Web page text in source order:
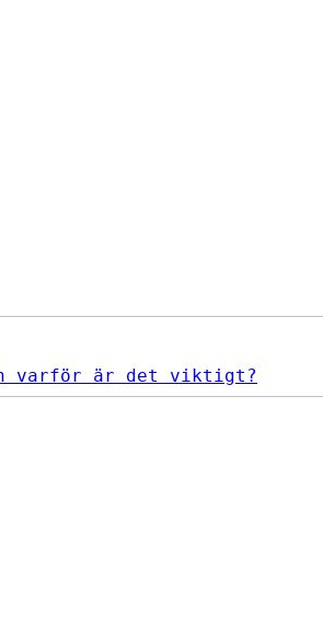
varför är det viktigt?